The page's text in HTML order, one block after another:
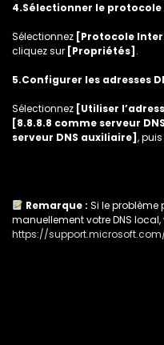
4.Sélectionner le protocole
Sélectionnez [Protocole
cliquez sur [Propriétés] .
5.Configurer les adresses
Sélectionnez [Utiliser
[8.8.8.8 comme serveur
serveur DNS auxiliaire] ,
Remarque : Si le problème
manuellement votre DNS
https://